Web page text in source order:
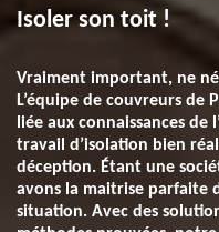
Isoler son toit !
Vraiment important, ne
L’équipe de couvreurs
liée aux connaissances
travail d’isolation bien
déception. Étant une
avons la maitrise parfaite
situation. Avec des